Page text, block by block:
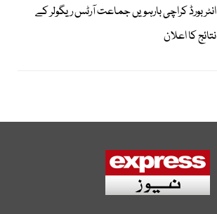
انٹر بورڈ کراچی بارہویں جماعت آرٹس ریگولر کے
نتائج کا اعلان